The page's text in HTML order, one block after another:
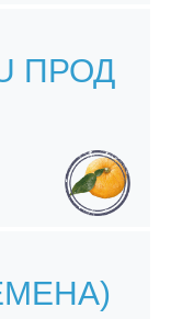
ПРОД